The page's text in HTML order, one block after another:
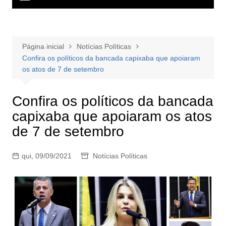
Página inicial
Notícias Políticas
Confira os políticos da bancada capixaba que apoiaram
os atos de 7 de setembro
Confira os políticos da bancada
capixaba que apoiaram os atos
de 7 de setembro
qui, 09/09/2021 Notícias Políticas